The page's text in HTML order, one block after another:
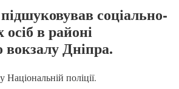
соціально-
в районі
вокзалу Дніпра.
у Національній поліції.